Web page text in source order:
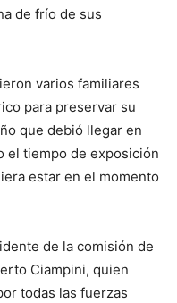
de frío de sus
varios familiares
para preservar su
que debió llegar en
el tiempo de exposición
estar en el momento
de la comisión de
Ciampini, quien
todas las fuerzas